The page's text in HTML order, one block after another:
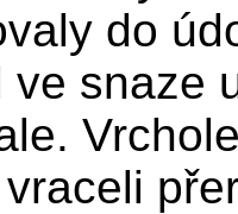
do
snaze